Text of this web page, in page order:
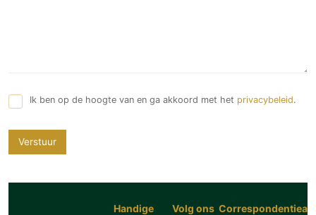
Ik ben op de hoogte van en ga akkoord met het privacybeleid.
Verstuur
Handige
Volg ons